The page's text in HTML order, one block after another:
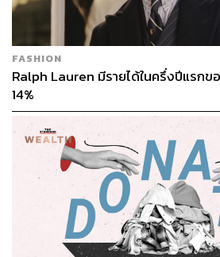
FASHION
Ralph Lauren มีรายได้ในครึ่งปีแรก
14%